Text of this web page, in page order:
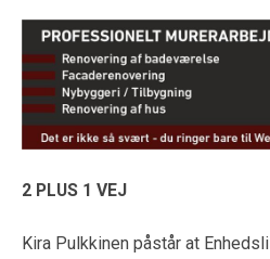
2 PLUS 1 VEJ
Kira Pulkkinen påstår at